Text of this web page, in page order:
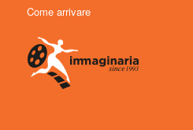
Come arrivare